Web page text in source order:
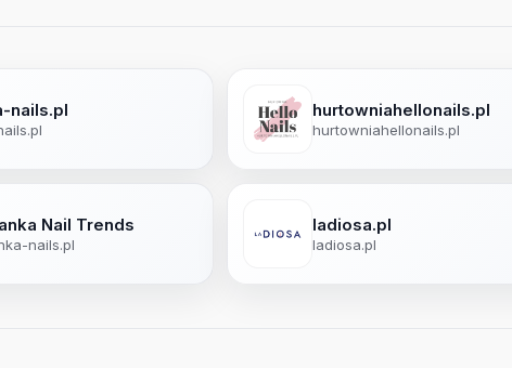
nails.pl hurtowniahellonails.pl
hurtowniahellonails.pl
Nail Trends
nails.pl
ladiosa.pl
ladiosa.pl